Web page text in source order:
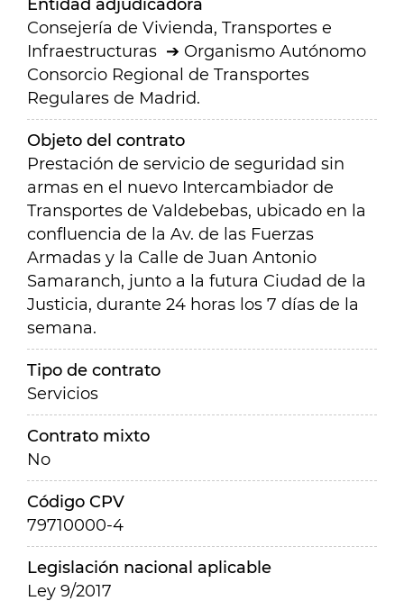
Entidad adjudicadora
Consejería de Vivienda, Transportes e
Infraestructuras
Organismo Autónomo
Consorcio Regional de Transportes
Regulares de Madrid.
Objeto del contrato
Prestación de servicio de seguridad sin
armas en el nuevo Intercambiador de
Transportes de Valdebebas, ubicado en la
confluencia de la Av. de las Fuerzas
Armadas y la Calle de Juan Antonio
Samaranch, junto a la futura Ciudad de la
Justicia, durante 24 horas los 7 días de la
semana.
Tipo de contrato
Servicios
Contrato mixto
No
Código CPV
79710000-4
Legislación nacional aplicable
Ley 9/2017